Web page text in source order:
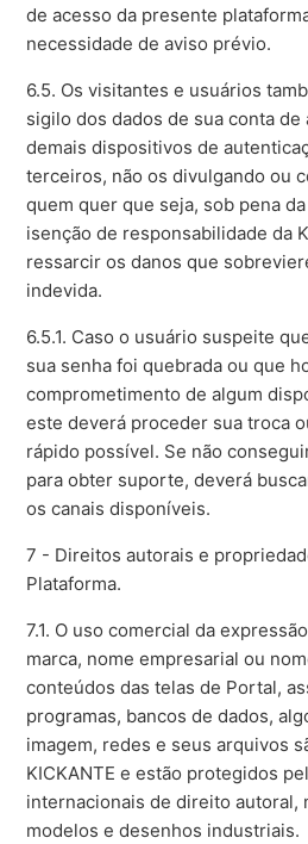
de acesso da presente
necessidade de aviso prévio.
6.5. Os visitantes e usuários
sigilo dos dados de sua conta de
demais dispositivos de
terceiros, não os divulgando ou
quem quer que seja, sob pena
isenção de responsabilidade da
ressarcir os danos que
indevida.
6.5.1. Caso o usuário suspeite
sua senha foi quebrada ou que
comprometimento de algum
este deverá proceder sua troca
rápido possível. Se não
para obter suporte, deverá
os canais disponíveis.
7 - Direitos autorais e
Plataforma.
7.1. O uso comercial da
marca, nome empresarial ou
conteúdos das telas de Portal,
programas, bancos de dados,
imagem, redes e seus arquivos
KICKANTE e estão protegidos
internacionais de direito autoral,
modelos e desenhos industriais.